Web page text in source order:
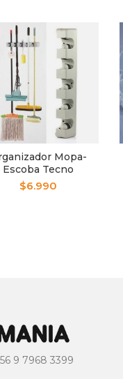
Mopa-
Escoba Tecno
$6.990
9 7968 3399